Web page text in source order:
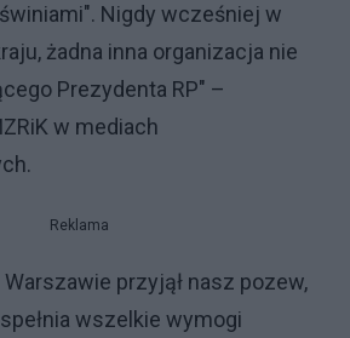
Nigdy wcześniej w
żadna inna organizacja nie
Prezydenta RP" –
w mediach
Reklama
przyjął nasz pozew,
spełnia wszelkie wymogi